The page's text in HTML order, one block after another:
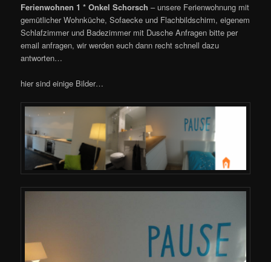
Ferienwohnen 1 * Onkel Schorsch – unsere Ferienwohnung mit
gemütlicher Wohnküche, Sofaecke und Flachbildschirm, eigenem
Schlafzimmer und Badezimmer mit Dusche Anfragen bitte per
email anfragen, wir werden euch dann recht schnell dazu
antworten…
hier sind einige Bilder…